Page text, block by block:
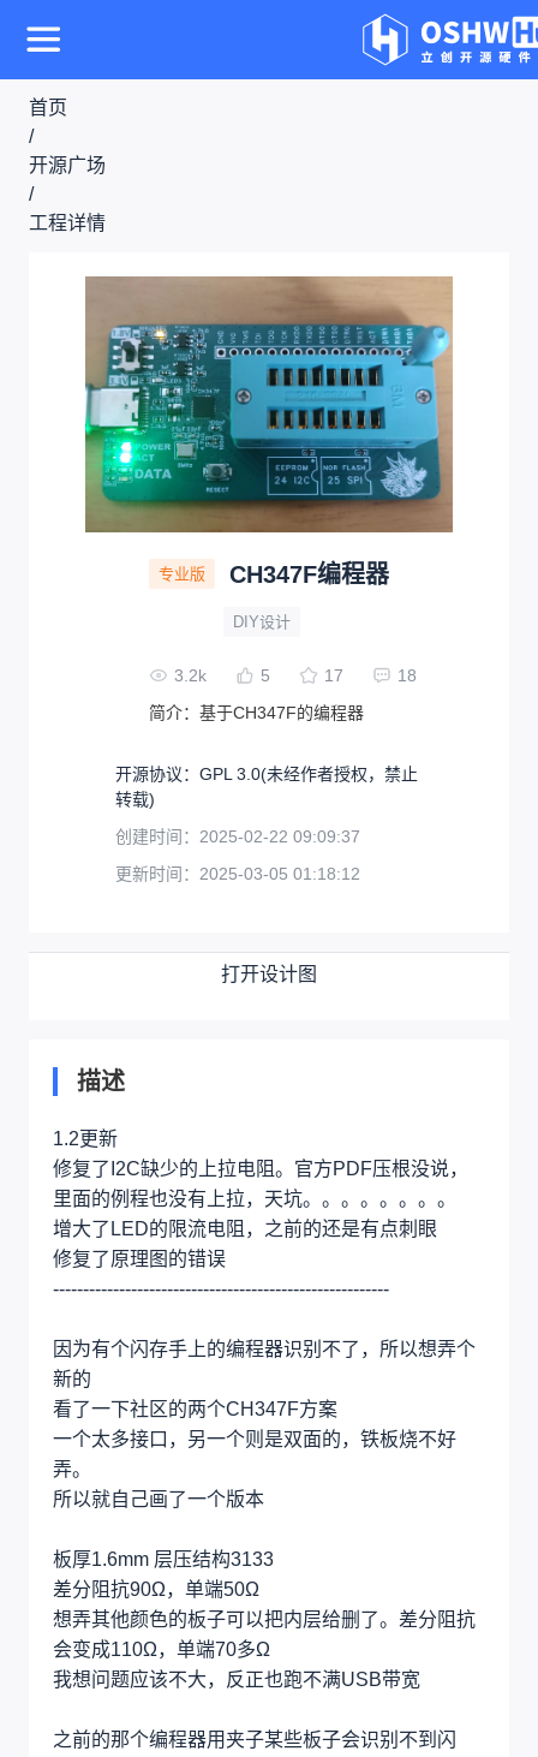
首页
/
开源广场
/
工程详情
专业版 CH347F编程器
DIY设计
3.2k 5 17
18
简介： 基于CH347F的编程器
开源协议： GPL 3.0(未经作者授权，禁止
转载)
创建时间： 2025-02-22 09:09:37
更新时间： 2025-03-05 01:18:12
打开设计图
描述
1.2更新
修复了I2C缺少的上拉电阻。官方PDF压根没说，
里面的例程也没有上拉，天坑。。。。。。。。
增大了LED的限流电阻，之前的还是有点刺眼
修复了原理图的错误
--------------------------------------------------------
因为有个闪存手上的编程器识别不了，所以想弄个
新的
看了一下社区的两个CH347F方案
一个太多接口，另一个则是双面的，铁板烧不好
弄。
所以就自己画了一个版本
板厚1.6mm 层压结构3133
差分阻抗90Ω，单端50Ω
想弄其他颜色的板子可以把内层给删了。差分阻抗
会变成110Ω，单端70多Ω
我想问题应该不大，反正也跑不满USB带宽
之前的那个编程器用夹子某些板子会识别不到闪